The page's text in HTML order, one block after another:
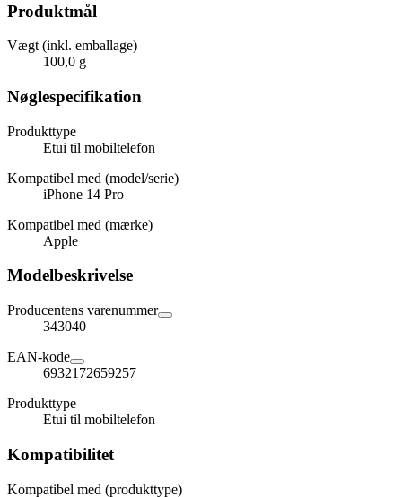
Produktmål
Vægt (inkl. emballage)
100,0 g
Nøglespecifikation
Produkttype
Etui til mobiltelefon
Kompatibel med (model/serie)
iPhone 14 Pro
Kompatibel med (mærke)
Apple
Modelbeskrivelse
Producentens varenummer
343040
EAN-kode
6932172659257
Produkttype
Etui til mobiltelefon
Kompatibilitet
Kompatibel med (produkttype)